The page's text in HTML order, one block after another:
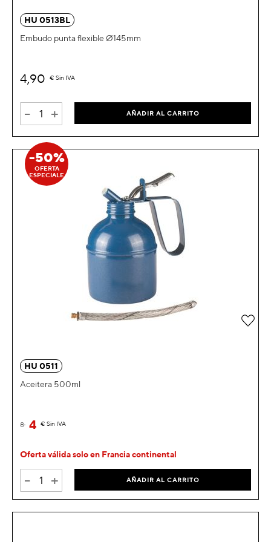
HU 0513BL
Embudo punta flexible Ø145mm
4,90 € Sin IVA
- + AÑADIR AL CARRITO
-50%
OFERTA
ESPECIALE
HU 0511
Aceitera 500ml
4 € Sin IVA
8
Oferta válida solo en Francia continental
- + AÑADIR AL CARRITO